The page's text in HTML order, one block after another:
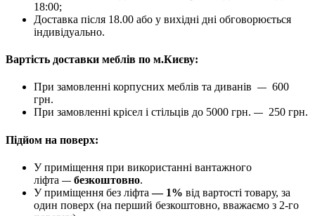
18:00;
Доставка після 18.00 або у вихідні дні обговорюється
індивідуально.
Вартість доставки меблів по м.Києву:
При замовленні корпусних меблів та диванів — 600
грн.
При замовленні крісел і стільців до 5000 грн. — 250 грн.
Підйом на поверх:
У приміщення при використанні вантажного
ліфта — безкоштовно.
У приміщення без ліфта— 1% від вартості товару, за
один поверх (на перший безкоштовно, вважаємо з 2-го